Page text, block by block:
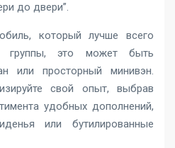
до двери”.
который лучше всего
группы, это может быть
или просторный минивэн.
свой опыт, выбрав
удобных дополнений,
или бутилированные